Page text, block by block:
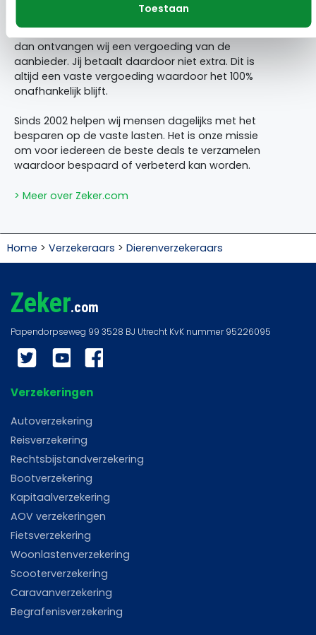
Toestaan
Vergelijken via onze website is volledig gratis. Sluit
je via ons een verzekering of energiecontract af,
dan ontvangen wij een vergoeding van de
aanbieder. Jij betaalt daardoor niet extra. Dit is
altijd een vaste vergoeding waardoor het 100%
onafhankelijk blijft.
Sinds 2002 helpen wij mensen dagelijks met het
besparen op de vaste lasten. Het is onze missie
om voor iedereen de beste deals te verzamelen
waardoor bespaard of verbeterd kan worden.
> Meer over Zeker.com
Home > Verzekeraars > Dierenverzekeraars
Zeker.com
Twitter YouTube
Verzekeringen
Autoverzekering
Reisverzekering
Rechtsbijstandverzekering
Bootverzekering
Kapitaalverzekering
AOV verzekeringen
Fietsverzekering
Woonlastenverzekering
Scooterverzekering
Caravanverzekering
Begrafenisverzekering